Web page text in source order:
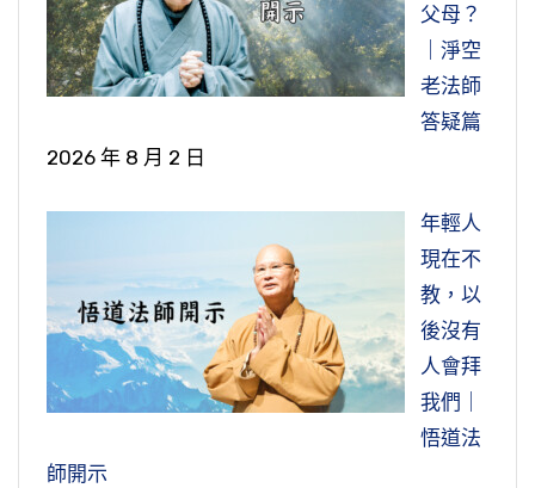
父母？
｜淨空
老法師
答疑篇
2026 年 8 月 2 日
年輕人
現在不
教，以
後沒有
人會拜
我們｜
悟道法
師開示